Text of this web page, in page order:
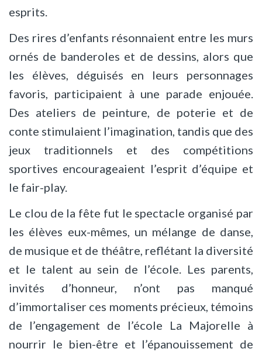
esprits.
Des rires d’enfants résonnaient entre les murs
ornés de banderoles et de dessins, alors que
les élèves, déguisés en leurs personnages
favoris, participaient à une parade enjouée.
Des ateliers de peinture, de poterie et de
conte stimulaient l’imagination, tandis que des
jeux traditionnels et des compétitions
sportives encourageaient l’esprit d’équipe et
le fair-play.
Le clou de la fête fut le spectacle organisé par
les élèves eux-mêmes, un mélange de danse,
de musique et de théâtre, reflétant la diversité
et le talent au sein de l’école. Les parents,
invités d’honneur, n’ont pas manqué
d’immortaliser ces moments précieux, témoins
de l’engagement de l’école La Majorelle à
nourrir le bien-être et l’épanouissement de